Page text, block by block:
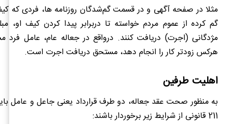
مثلا در صفحه آگهی و در قسمت گم‌شدگان روزنامه ها، فردی که
گم کرده از عموم مردم خواسته تا دربرابر پیدا کردن کیف او،
مژدگانی (اجرت) دریافت کنند. درواقع در جعاله عام، عامل
هرکس زودتر کار را انجام دهد، مستحق دریافت اجرت است.
اهلیت طرفین
به منظور صحت عقد جعاله، دو طرف قرارداد یعنی جاعل و عامل
211 قانونی از شرایط زیر برخوردار باشند: